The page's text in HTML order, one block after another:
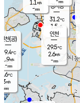
의도
℃
m/s
mm
경서동
31.2℃
1.5 m/s
-mm
1.1 m/s
-mm
mm
인천(공)
29.4℃
1.9m/s
-mm
인천
29.5℃
2.6m/s
-mm